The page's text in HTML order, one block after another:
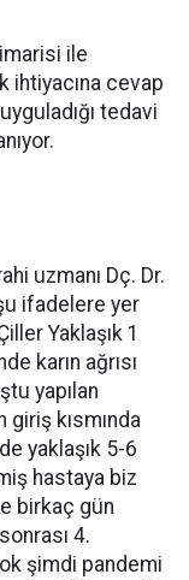
ile
ihtiyacına cevap
tedavi
uzmanı Dç. Dr.
ifadelere yer
Yaklaşık 1
karın ağrısı
yapılan
giriş kısmında
yaklaşık 5-6
hastaya biz
birkaç gün
4.
şimdi pandemi